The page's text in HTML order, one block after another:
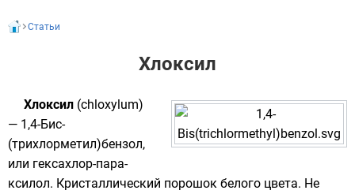
Статьи
Хлоксил
Хлоксил (chloxylum)
— 1,4-Бис-
(трихлорметил)бензол,
или гексахлор-пара-
ксилол. Кристаллический порошок белого цвета. Не